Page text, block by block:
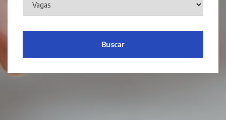
Buscar